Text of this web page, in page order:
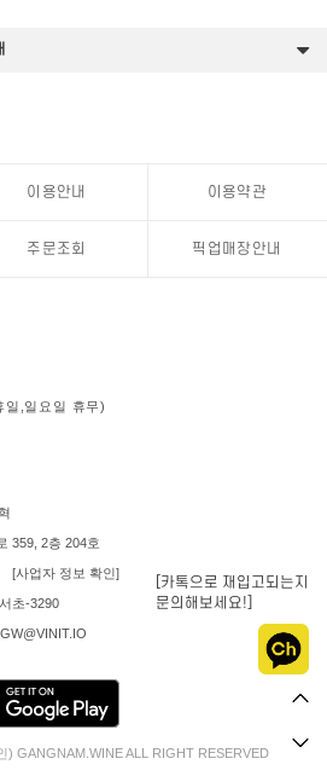
이용안내 이용약관
주문조회 픽업매장안내
,일요일 휴무)
359, 2층 204호
[사업자 정보 확인]
초-3290
GANGNAM.WINE ALL RIGHT RESERVED
[카톡으로 재입고되는지
문의해보세요!]